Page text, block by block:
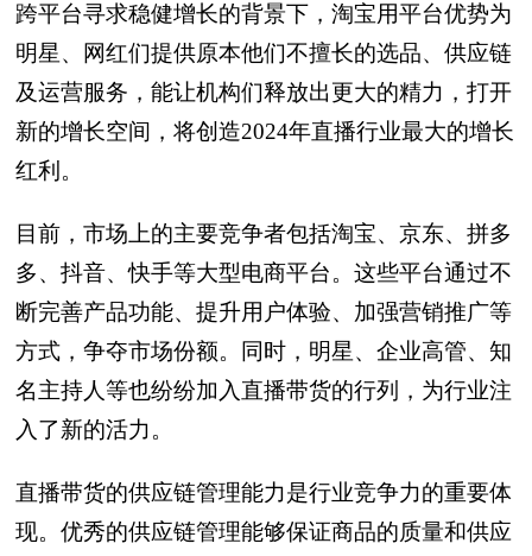
跨平台寻求稳健增长的背景下，淘宝用平台优势为
明星、网红们提供原本他们不擅长的选品、供应链
及运营服务，能让机构们释放出更大的精力，打开
新的增长空间，将创造2024年直播行业最大的增长
红利。
目前，市场上的主要竞争者包括淘宝、京东、拼多
多、抖音、快手等大型电商平台。这些平台通过不
断完善产品功能、提升用户体验、加强营销推广等
方式，争夺市场份额。同时，明星、企业高管、知
名主持人等也纷纷加入直播带货的行列，为行业注
入了新的活力。
直播带货的供应链管理能力是行业竞争力的重要体
现。优秀的供应链管理能够保证商品的质量和供应